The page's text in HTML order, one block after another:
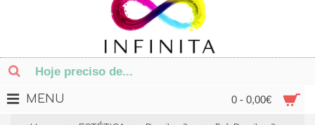
0 - 0,00€
MENU